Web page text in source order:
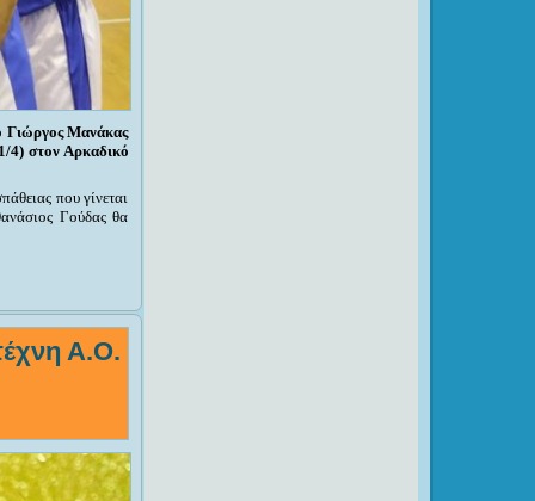
Γιώργος Μανάκας
4) στον Αρκαδικό
που γίνεται
Γούδας θα
Α.Ο.